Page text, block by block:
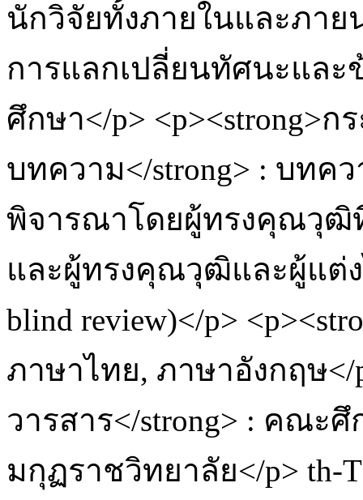
นักวิจัยทั้งภายในและภาย
การแลกเปลี่ยนทัศนะและ
ศึกษา</p> <p><strong>
บทความ</strong> : บทค
พิจารณาโดยผู้ทรงคุณวุฒิ
และผู้ทรงคุณวุฒิและผู้แต่
blind review)</p>
ภาษาไทย, ภาษาอังกฤษ</
วารสาร</strong> : คณะ
มกุฏราชวิทยาลัย</p> th-